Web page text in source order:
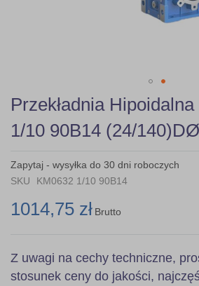
Skip
to
the
beginning
the
images
Przekładnia
1/10 90B14 (24/
Zapytaj - wysyłka do 30 dni roboczych
SKU
KM0632 1/10 90B14
1014,75 zł Brutto
Z uwagi na cechy techniczne,
stosunek ceny do jakości,